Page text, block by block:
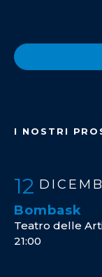
I NOSTRI
12
Bombask
Teatro delle
21:00